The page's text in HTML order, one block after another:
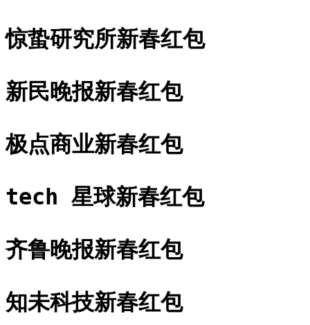
惊蛰研究所新春红包
新民晚报新春红包
极点商业新春红包
tech 星球新春红包
齐鲁晚报新春红包
知未科技新春红包